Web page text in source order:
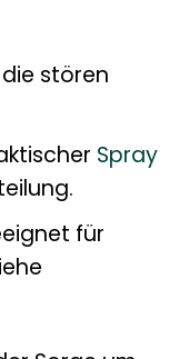
stören
Spray
für